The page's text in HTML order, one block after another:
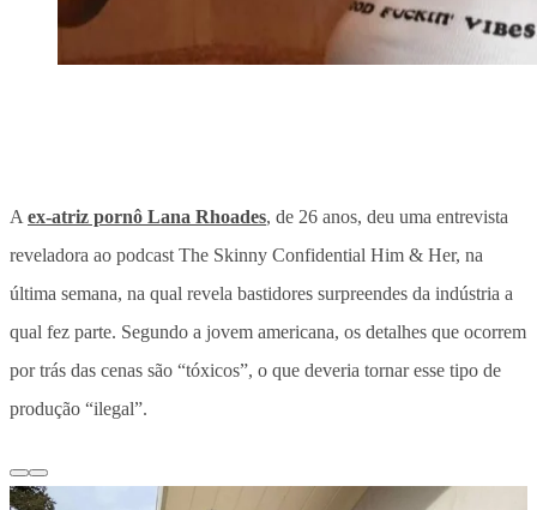
A ex-atriz pornô Lana Rhoades, de 26 anos, deu uma entrevista
reveladora ao podcast The Skinny Confidential Him & Her, na
última semana, na qual revela bastidores surpreendes da indústria a
qual fez parte. Segundo a jovem americana, os detalhes que ocorrem
por trás das cenas são “tóxicos”, o que deveria tornar esse tipo de
produção “ilegal”.